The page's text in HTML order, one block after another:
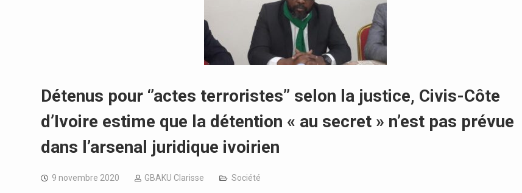
Détenus pour ‘’actes terroristes’’ selon la justice, Civis-Côte
d’Ivoire estime que la détention « au secret » n’est pas prévue
dans l’arsenal juridique ivoirien
9 novembre 2020 GBAKU Clarisse Société